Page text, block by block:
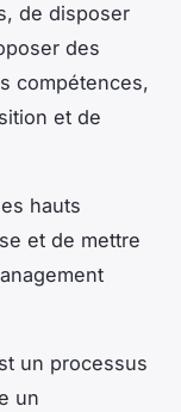
de disposer
des
compétences,
et de
hauts
et de mettre
un processus
un